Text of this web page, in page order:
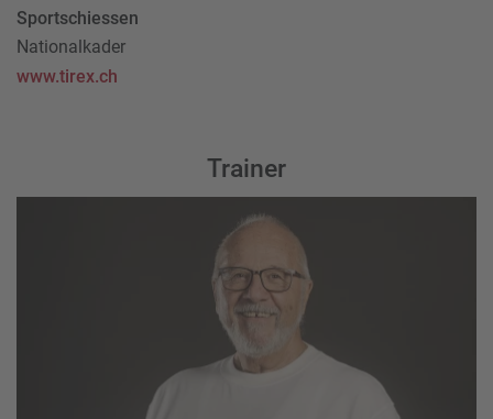
Sportschiessen
Nationalkader
www.tirex.ch
Trainer